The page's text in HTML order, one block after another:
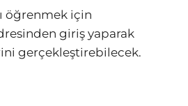
öğrenmek için
giriş yaparak
gerçekleştirebilecek.